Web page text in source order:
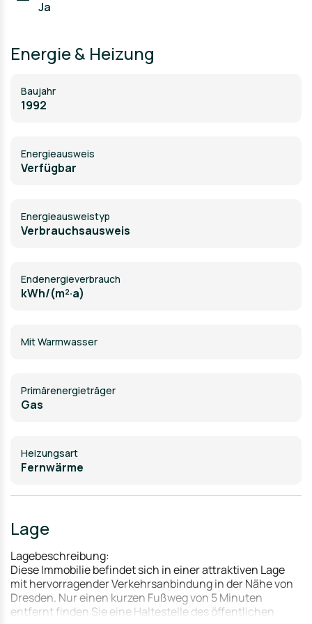
Genießen Sie urbanes Leben in Dresden, einer Stadt mit
Ja
Energie & Heizung
Baujahr
1992
Energieausweis
Verfügbar
Energie­ausweistyp
Verbrauchsausweis
Endenergieverbrauch
kWh/(m²·a)
Mit Warmwasser
Primärenergieträger
Gas
Heizungsart
Fernwärme
Lage
Lagebeschreibung:
Diese Immobilie befindet sich in einer attraktiven Lage
mit hervorragender Verkehrsanbindung in der Nähe von
Dresden. Nur einen kurzen Fußweg von 5 Minuten
entfernt finden Sie eine Haltestelle des öffentlichen